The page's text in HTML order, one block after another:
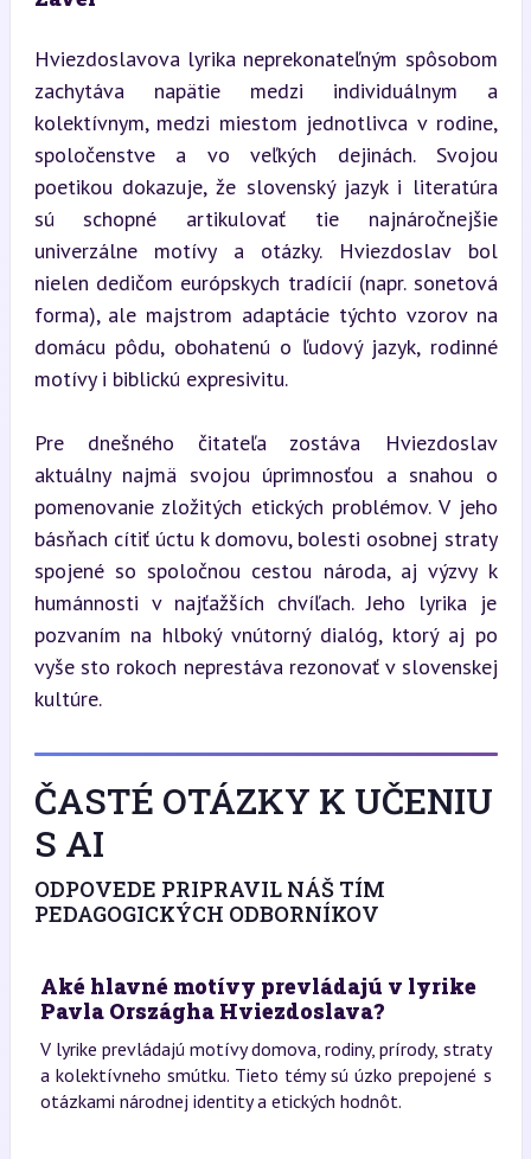
Hviezdoslavova lyrika neprekonateľným spôsobom
zachytáva napätie medzi individuálnym a
kolektívnym, medzi miestom jednotlivca v rodine,
spoločenstve a vo veľkých dejinách. Svojou
poetikou dokazuje, že slovenský jazyk i literatúra
sú schopné artikulovať tie najnáročnejšie
univerzálne motívy a otázky. Hviezdoslav bol
nielen dedičom európskych tradícií (napr. sonetová
forma), ale majstrom adaptácie týchto vzorov na
domácu pôdu, obohatenú o ľudový jazyk, rodinné
motívy i biblickú expresivitu.
Pre dnešného čitateľa zostáva Hviezdoslav
aktuálny najmä svojou úprimnosťou a snahou o
pomenovanie zložitých etických problémov. V jeho
básňach cítiť úctu k domovu, bolesti osobnej straty
spojené so spoločnou cestou národa, aj výzvy k
humánnosti v najťažších chvíľach. Jeho lyrika je
pozvaním na hlboký vnútorný dialóg, ktorý aj po
vyše sto rokoch neprestáva rezonovať v slovenskej
kultúre.
ČASTÉ OTÁZKY K UČENIU
S AI
ODPOVEDE PRIPRAVIL NÁŠ TÍM
PEDAGOGICKÝCH ODBORNÍKOV
Aké hlavné motívy prevládajú v lyrike
Pavla Országha Hviezdoslava?
V lyrike prevládajú motívy domova, rodiny, prírody, straty
a kolektívneho smútku. Tieto témy sú úzko prepojené s
otázkami národnej identity a etických hodnôt.